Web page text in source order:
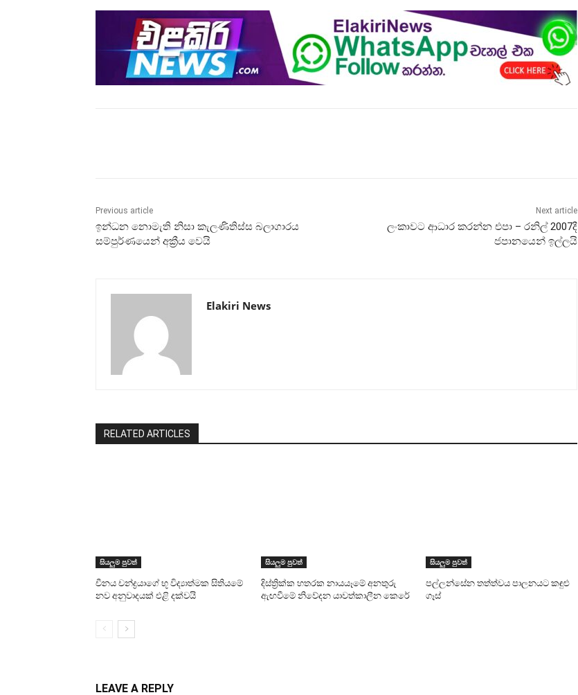
Previous article
ඉන්ධන නොමැති නිසා කැලණිතිස්ස බලාගාරය
සම්පුර්ණයෙන් අක්‍රීය වෙයි
Next article
ලංකාවට ආධාර කරන්න එපා – රනිල් 2007දී
ජපානයෙන් ඉල්ලයි
Elakiri News
RELATED ARTICLES
සියලුම පුවත්
චීනය චන්ද්‍රයාගේ භූ විද්‍යාත්මක සිතියමේ
නව අනුවාදයක් එළි දක්වයි
සියලුම පුවත්
දිස්ත්‍රික්ක හතරක නායයෑමේ අනතුරු
ඇඟවීමේ නිවේදන යාවත්කාලීන කෙරේ
සියලුම පුවත්
පල්ලන්සේන තත්ත්වය පාලනයට කඳුළු
ගෑස්
LEAVE A REPLY